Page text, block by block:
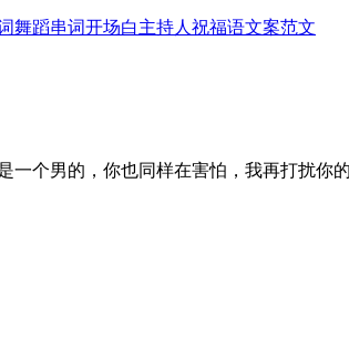
舞蹈串词开场白主持人 祝福语文案范文
个男的，你也同样在害怕，我再打扰你